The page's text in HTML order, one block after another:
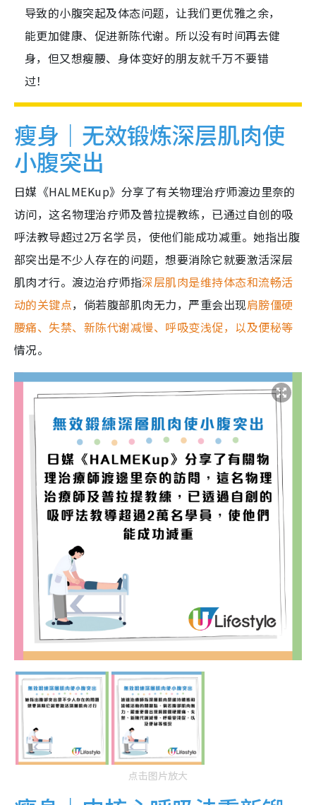
导致的小腹突起及体态问题，让我们更优雅之余，
能更加健康、促进新陈代谢。所以没有时间再去健
身，但又想瘦腰、身体变好的朋友就千万不要错
过！
瘦身｜无效锻炼深层肌肉使
小腹突出
日媒《HALMEKup》分享了有关物理治疗师渡边里奈的
访问，这名物理治疗师及普拉提教练，已通过自创的吸
呼法教导超过2万名学员，使他们能成功减重。她指出腹
部突出是不少人存在的问题，想要消除它就要激活深层
肌肉才行。渡边治疗师指深层肌肉是维持体态和流畅活
动的关键点，倘若腹部肌肉无力，严重会出现肩膀僵硬
腰痛、失禁、新陈代谢减慢、呼吸变浅促，以及便秘等
情况。
点击图片放大